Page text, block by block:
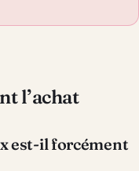
l’achat
est-il forcément